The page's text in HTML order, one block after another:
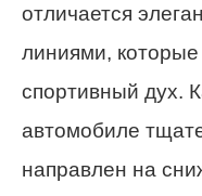
отличается
линиями, которые
спортивный дух.
автомобиле
направлен на